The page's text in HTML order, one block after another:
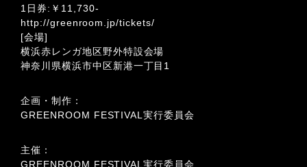
1日券:￥11,730-
http://greenroom.jp/tickets/
[会場]
横浜赤レンガ地区野外特設会場
神奈川県横浜市中区新港一丁目1
企画・制作：
GREENROOM FESTIVAL実行委員会
主催：
GREENROOM FESTIVAL実行委員会